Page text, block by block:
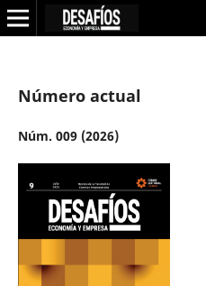
Número actual
Núm. 009 (2026)